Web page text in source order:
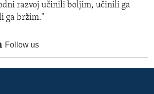
razvoj učinili boljim, učinili ga
ga bržim."
Follow us